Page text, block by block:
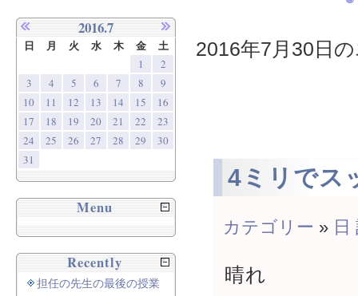
2016年7月30日
4ミリでス
カテゴリー » 日
晴れ
2016.7
日 月 火 水 木 金 土
1
2
3
4 5 6 7 8
9
10
11 12 13 14 15
16
17
18 19 20 21 22
23
24
25 26 27 28 29
30
31
Menu
Recently
担任の先生の最後の授業